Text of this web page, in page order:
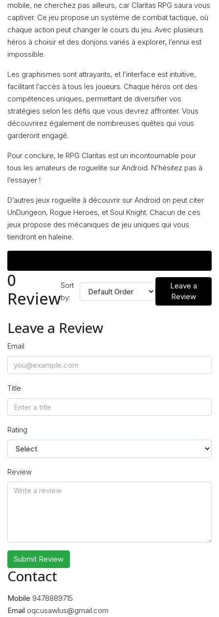
mobile, ne cherchez pas ailleurs, car Claritas RPG saura vous
captiver. Ce jeu propose un système de combat tactique, où
chaque action peut changer le cours du jeu. Avec plusieurs
héros à choisir et des donjons variés à explorer, l’ennui est
impossible.
Les graphismes sont attrayants, et l’interface est intuitive,
facilitant l’accès à tous les joueurs. Chaque héros ont des
compétences uniques, permettant de diversifier vos
stratégies selon les défis que vous devrez affronter. Vous
découvrirez également de nombreuses quêtes qui vous
garderont engagé.
Pour conclure, le RPG Claritas est un incontournable pour
tous les amateurs de roguelite sur Android. N’hésitez pas à
l’essayer !
D’autres jeux roguelite à découvrir sur Android on peut citer
UnDungeon, Rogue Heroes, et Soul Knight. Chacun de ces
jeux propose des mécaniques de jeu uniques qui vous
tiendront en haleine.
0
Review
Sort
by:
Leave a
Review
Leave a Review
Email
Title
Rating
Review
Submit Review
Contact
Mobile 9478889715
Email oqcusawlus@gmail.com